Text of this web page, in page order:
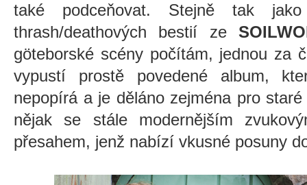
také podceňovat. Stejně tak
thrash/deathových bestií ze
göteborské scény počítám, jednou za
vypustí prostě povedené album,
nepopírá a je děláno zejména pro
nějak se stále modernějším
přesahem, jenž nabízí vkusné posuny